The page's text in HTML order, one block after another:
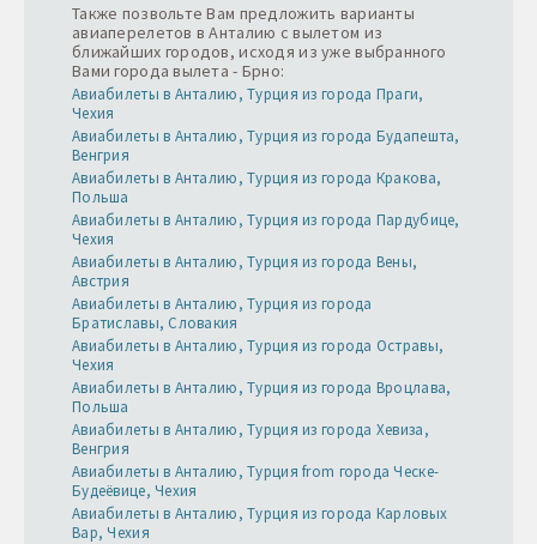
Также позвольте Вам предложить варианты
авиаперелетов в Анталию с вылетом из
ближайших городов, исходя из уже выбранного
Вами города вылета - Брно:
Авиабилеты в Анталию, Турция из города Праги,
Чехия
Авиабилеты в Анталию, Турция из города Будапешта,
Венгрия
Авиабилеты в Анталию, Турция из города Кракова,
Польша
Авиабилеты в Анталию, Турция из города Пардубице,
Чехия
Авиабилеты в Анталию, Турция из города Вены,
Австрия
Авиабилеты в Анталию, Турция из города
Братиславы, Словакия
Авиабилеты в Анталию, Турция из города Остравы,
Чехия
Авиабилеты в Анталию, Турция из города Вроцлава,
Польша
Авиабилеты в Анталию, Турция из города Хевиза,
Венгрия
Авиабилеты в Анталию, Турция from города Ческе-
Будеёвице, Чехия
Авиабилеты в Анталию, Турция из города Карловых
Вар, Чехия